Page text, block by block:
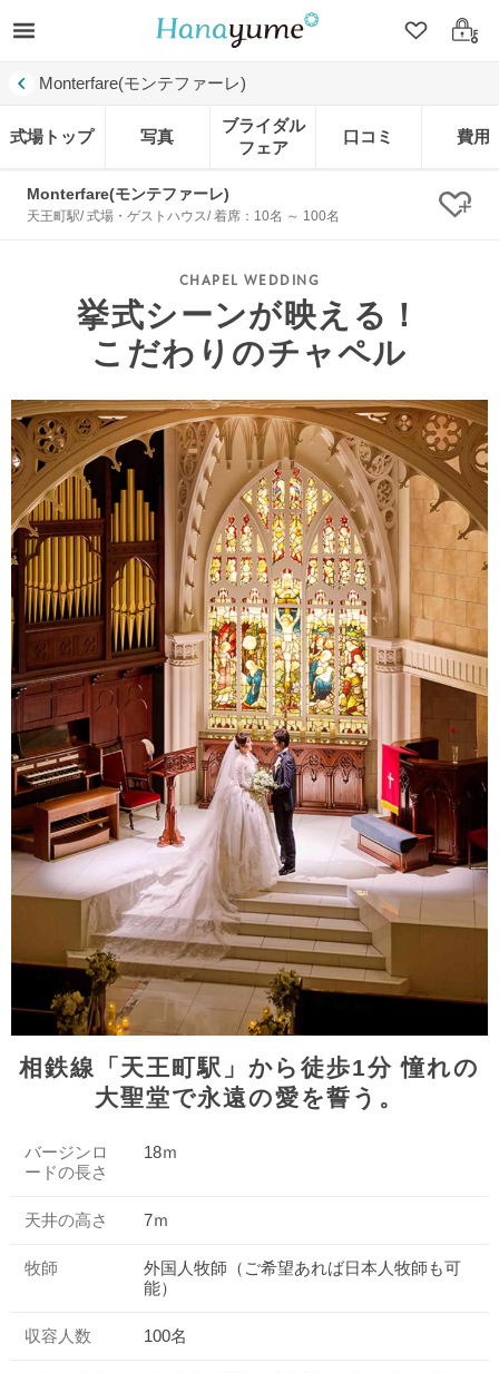
クリップ
ログ
Monterfare(モンテファーレ)
式場トップ 写真
ブライダル
フェア
口コミ 費用
Monterfare(モンテファーレ)
天王町駅/ 式場・ゲストハウス/ 着席：10名 ～ 100名 ク
挙式シーンが映える！
こだわりのチャペル
相鉄線「天王町駅」から徒歩1分 憧れの
大聖堂で永遠の愛を誓う。
バージンロ
ードの長さ
18ｍ
天井の高さ 7ｍ
牧師
外国人牧師（ご希望あれば日本人牧師も可
能）
収容人数 100名